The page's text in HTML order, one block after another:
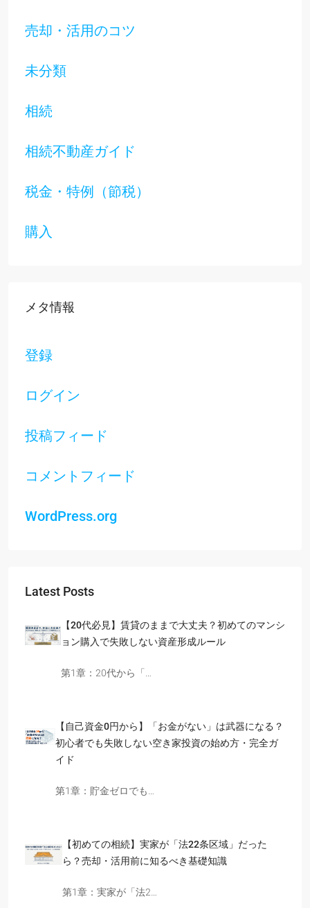
売却・活用のコツ
未分類
相続
相続不動産ガイド
税金・特例（節税）
購入
メタ情報
登録
ログイン
投稿フィード
コメントフィード
WordPress.org
Latest Posts
【20代必見】賃貸のままで大丈夫？初めてのマンシ
ョン購入で失敗しない資産形成ルール
第1章：20代から「…
【自己資金0円から】「お金がない」は武器になる？
初心者でも失敗しない空き家投資の始め方・完全ガ
イド
第1章：貯金ゼロでも…
【初めての相続】実家が「法22条区域」だった
ら？売却・活用前に知るべき基礎知識
第1章：実家が「法2…